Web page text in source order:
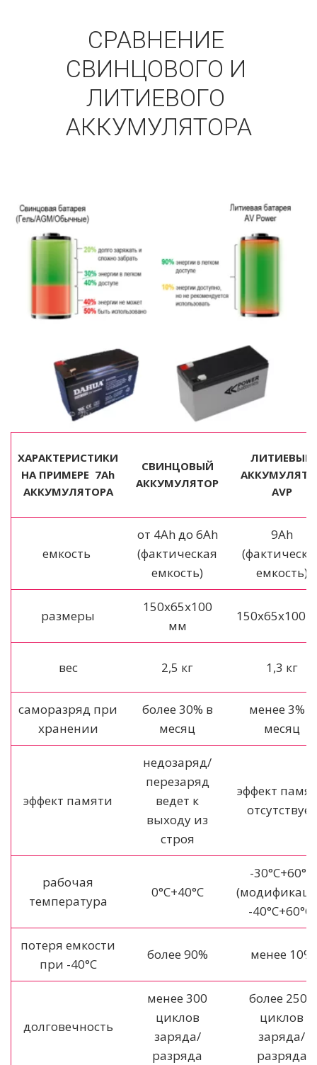
СРАВНЕНИЕ
СВИНЦОВОГО И
ЛИТИЕВОГО
АККУМУЛЯТОРА
ХАРАКТЕРИСТИКИ
НА ПРИМЕРЕ 7Ah
АККУМУЛЯТОРА
СВИНЦОВЫЙ
АККУМУЛЯТОР
ЛИТИЕВЫЙ
AVP
емкость
от 4Ah до 6Ah
(фактическая
емкость)
9Ah
емкость)
размеры
150х65х100
мм
150х65х100
вес 2,5 кг 1,3 кг
саморазряд при
хранении
более 30% в
месяц
менее 3% в
месяц
эффект памяти
недозаряд/
перезаряд
ведет к
выходу из
строя
эффект
отсутствует
рабочая
температура
0°C+40°C
-30°C+60°C
-40°C+60°C)
потеря емкости
при -40°C
более 90% менее 10%
долговечность
менее 300
циклов
заряда/
разряда
более 2500
циклов
заряда/
разряда